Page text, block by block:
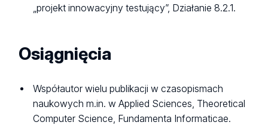
„projekt innowacyjny testujący”, Działanie 8.2.1.
Osiągnięcia
Współautor wielu publikacji w czasopismach
naukowych m.in. w Applied Sciences, Theoretical
Computer Science, Fundamenta Informaticae.